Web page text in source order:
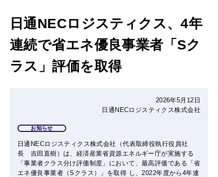
日通NECロジスティクス、4年
連続で省エネ優良事業者「Sク
ラス」評価を取得
お知らせ
2026年5月12日
日通NECロジスティクス株式会社
日通NECロジスティクス株式会社（代表取締役執行役員社
長 吉田直樹）は、 経済産業省資源エネルギー庁が実施する
「事業者クラス分け評価制度」において、最高評価である「省
エネ優良事業者（S クラス）」を取得 し、2022年度から4年連